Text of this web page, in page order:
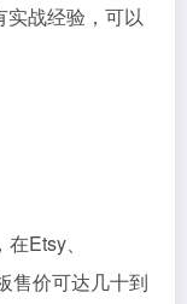
战经验，可以
Etsy、
售价可达几十到